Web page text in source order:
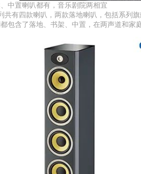
中置喇叭都有，音乐剧院两相宜
有四款喇叭，两款落地喇叭，包括系列旗
包含了落地、书架、中置，在两声道和家